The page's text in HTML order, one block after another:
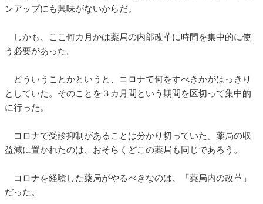
ンアップにも興味がないからだ。
しかも、ここ何カ月かは薬局の内部改革に時間を集中的に使
う必要があった。
どういうことかというと、コロナで何をすべきかがはっきり
としていた。そのことを３カ月間という期間を区切って集中的
に行った。
コロナで受診抑制があることは分かり切っていた。薬局の収
益減に置かれたのは、おそらくどこの薬局も同じであろう。
コロナを経験した薬局がやるべきなのは、「薬局内の改革」
だった。